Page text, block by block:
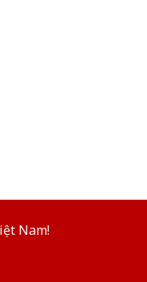
Nam!